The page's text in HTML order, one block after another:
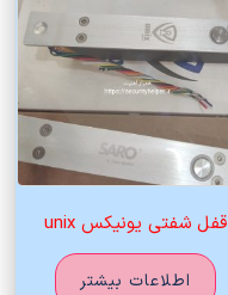
قفل شفتی یونیکس unix
اطلاعات بیشتر